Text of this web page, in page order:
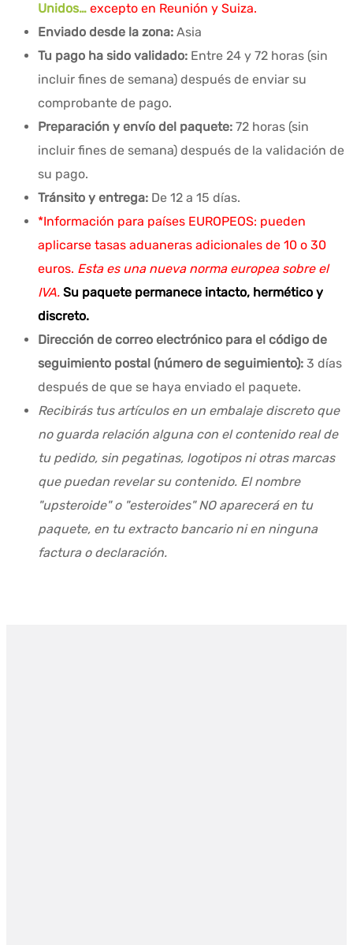
Unidos… excepto en Reunión y Suiza.
Enviado desde la zona: Asia
Tu pago ha sido validado: Entre 24 y 72 horas (sin
incluir fines de semana) después de enviar su
comprobante de pago.
Preparación y envío del paquete: 72 horas (sin
incluir fines de semana) después de la validación de
su pago.
Tránsito y entrega: De 12 a 15 días.
*Información para países EUROPEOS: pueden
aplicarse tasas aduaneras adicionales de 10 o 30
euros. Esta es una nueva norma europea sobre el
IVA. Su paquete permanece intacto, hermético y
discreto.
Dirección de correo electrónico para el código de
seguimiento postal (número de seguimiento): 3 días
después de que se haya enviado el paquete.
Recibirás tus artículos en un embalaje discreto que
no guarda relación alguna con el contenido real de
tu pedido, sin pegatinas, logotipos ni otras marcas
que puedan revelar su contenido. El nombre
"upsteroide" o "esteroides" NO aparecerá en tu
paquete, en tu extracto bancario ni en ninguna
factura o declaración.